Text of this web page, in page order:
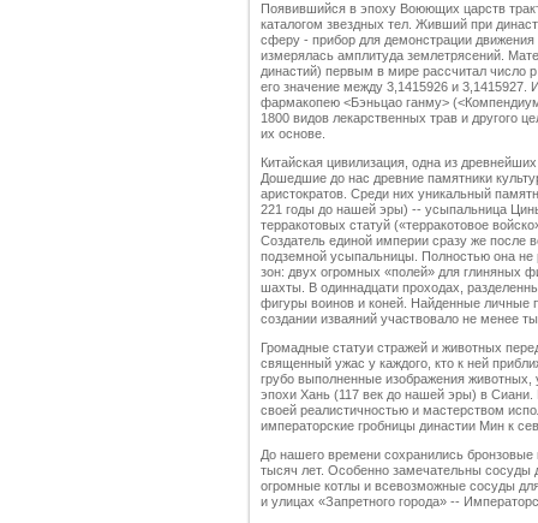
Появившийся в эпоху Воюющих царств
каталогом звездных тел. Живший при
сферу - прибор для демонстрации
измерялась амплитуда землетрясений.
династий) первым в мире рассчитал число
его значение между 3,1415926 и
фармакопею <Бэньцао ганму>
1800 видов лекарственных трав и другого
их основе.
Китайская цивилизация, одна из
Дошедшие до нас древние памятники
аристократов. Среди них уникальный
221 годы до нашей эры) -- усыпальница
терракотовых статуй («терракотовое
Создатель единой империи сразу же после
подземной усыпальницы. Полностью она не
зон: двух огромных «полей» для глиняных
шахты. В одиннадцати проходах,
фигуры воинов и коней. Найденные личные
создании изваяний участвовало не менее
Громадные статуи стражей и животных
священный ужас у каждого, кто к ней
грубо выполненные изображения
эпохи Хань (117 век до нашей эры) в
своей реалистичностью и мастерством
императорские гробницы династии Мин к
До нашего времени сохранились
тысяч лет. Особенно замечательны сосуды
огромные котлы и всевозможные сосуды
и улицах «Запретного города» --